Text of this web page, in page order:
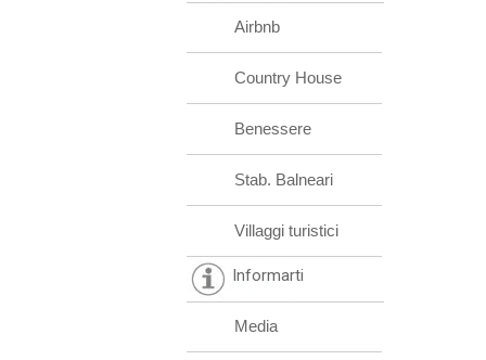
Airbnb
Country House
Benessere
Stab. Balneari
Villaggi turistici
Informarti
Media